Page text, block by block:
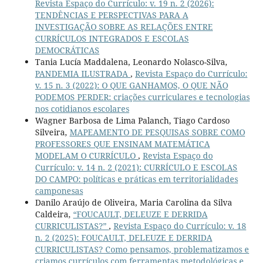
Revista Espaço do Currículo: v. 19 n. 2 (2026):
TENDÊNCIAS E PERSPECTIVAS PARA A
INVESTIGAÇÃO SOBRE AS RELAÇÕES ENTRE
CURRÍCULOS INTEGRADOS E ESCOLAS
DEMOCRÁTICAS
Tania Lucía Maddalena, Leonardo Nolasco-Silva,
PANDEMIA ILUSTRADA , Revista Espaço do Currículo:
v. 15 n. 3 (2022): O QUE GANHAMOS, O QUE NÃO
PODEMOS PERDER: criações curriculares e tecnologias
nos cotidianos escolares
Wagner Barbosa de Lima Palanch, Tiago Cardoso
Silveira, MAPEAMENTO DE PESQUISAS SOBRE COMO
PROFESSORES QUE ENSINAM MATEMÁTICA
MODELAM O CURRÍCULO , Revista Espaço do
Currículo: v. 14 n. 2 (2021): CURRÍCULO E ESCOLAS
DO CAMPO: políticas e práticas em territorialidades
camponesas
Danilo Araújo de Oliveira, Maria Carolina da Silva
Caldeira, “FOUCAULT, DELEUZE E DERRIDA
CURRICULISTAS?” , Revista Espaço do Currículo: v. 18
n. 2 (2025): FOUCAULT, DELEUZE E DERRIDA
CURRICULISTAS? Como pensamos, problematizamos e